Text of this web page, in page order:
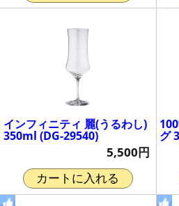
インフィニティ 麗(うるわし)
350ml (DG-29540)
5,500円
カートに入れる
グ